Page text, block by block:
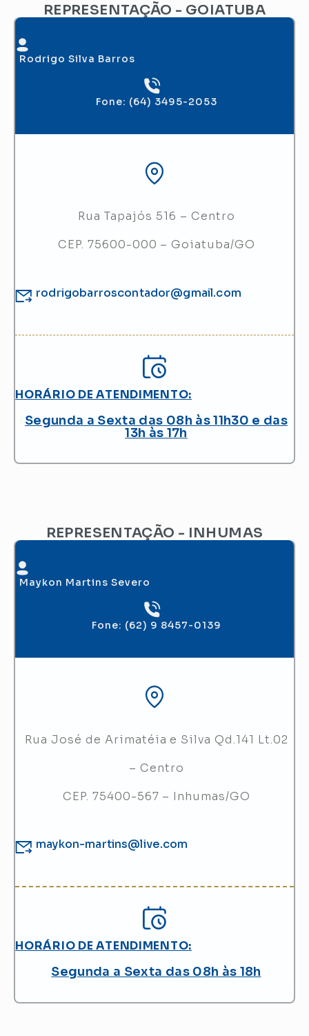
REPRESENTAÇÃO - GOIATUBA
Rodrigo Silva Barros
Fone: (64) 3495-2053
Rua Tapajós 516 – Centro
CEP. 75600-000 – Goiatuba/GO
rodrigobarroscontador@gmail.com
HORÁRIO DE ATENDIMENTO:
Segunda a Sexta das 08h às 11h30 e das
13h às 17h
REPRESENTAÇÃO - INHUMAS
Maykon Martins Severo
Fone: (62) 9 8457-0139
Rua José de Arimatéia e Silva­­ Qd.141 Lt.02
– Centro
CEP. 75400-567 – Inhumas/GO
maykon-martins@live.com
HORÁRIO DE ATENDIMENTO:
Segunda a Sexta das 08h às 18h